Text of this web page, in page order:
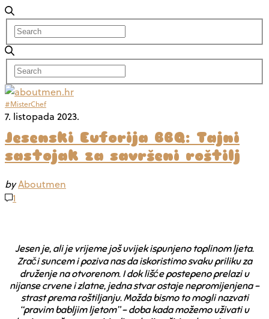
#MisterChef
7. listopada 2023.
Jesenski Euforija BBQ: Tajni
sastojak za savršeni roštilj
byAboutmen
1
Jesen je, ali je vrijeme još uvijek ispunjeno toplinom ljeta.
Zrači suncem i poziva nas da iskoristimo svaku priliku za
druženje na otvorenom. I dok lišće postepeno prelazi u
nijanse crvene i zlatne, jedna stvar ostaje nepromijenjena –
strast prema roštiljanju. Možda bismo to mogli nazvati
“pravim babljim ljetom” – doba kada možemo uživati u